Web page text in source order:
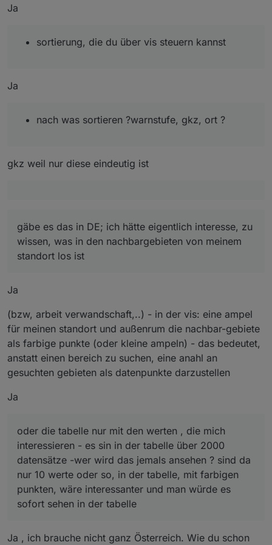
nur 10 werte oder so, in der tabelle, mit farbigen
punkten, wäre interessanter und man würde es
Ja
sortierung, die du über vis steuern kannst
Ja
nach was sortieren ?warnstufe, gkz, ort ?
gkz weil nur diese eindeutig ist
gäbe es das in DE; ich hätte eigentlich interesse, zu
wissen, was in den nachbargebieten von meinem
standort los ist
Ja
(bzw, arbeit verwandschaft,..) - in der vis: eine ampel
für meinen standort und außenrum die nachbar-gebiete
als farbige punkte (oder kleine ampeln) - das bedeutet,
anstatt einen bereich zu suchen, eine anahl an
gesuchten gebieten als datenpunkte darzustellen
Ja
oder die tabelle nur mit den werten , die mich
interessieren - es sin in der tabelle über 2000
datensätze -wer wird das jemals ansehen ? sind da
nur 10 werte oder so, in der tabelle, mit farbigen
punkten, wäre interessanter und man würde es
sofort sehen in der tabelle
Ja , ich brauche nicht ganz Österreich. Wie du schon